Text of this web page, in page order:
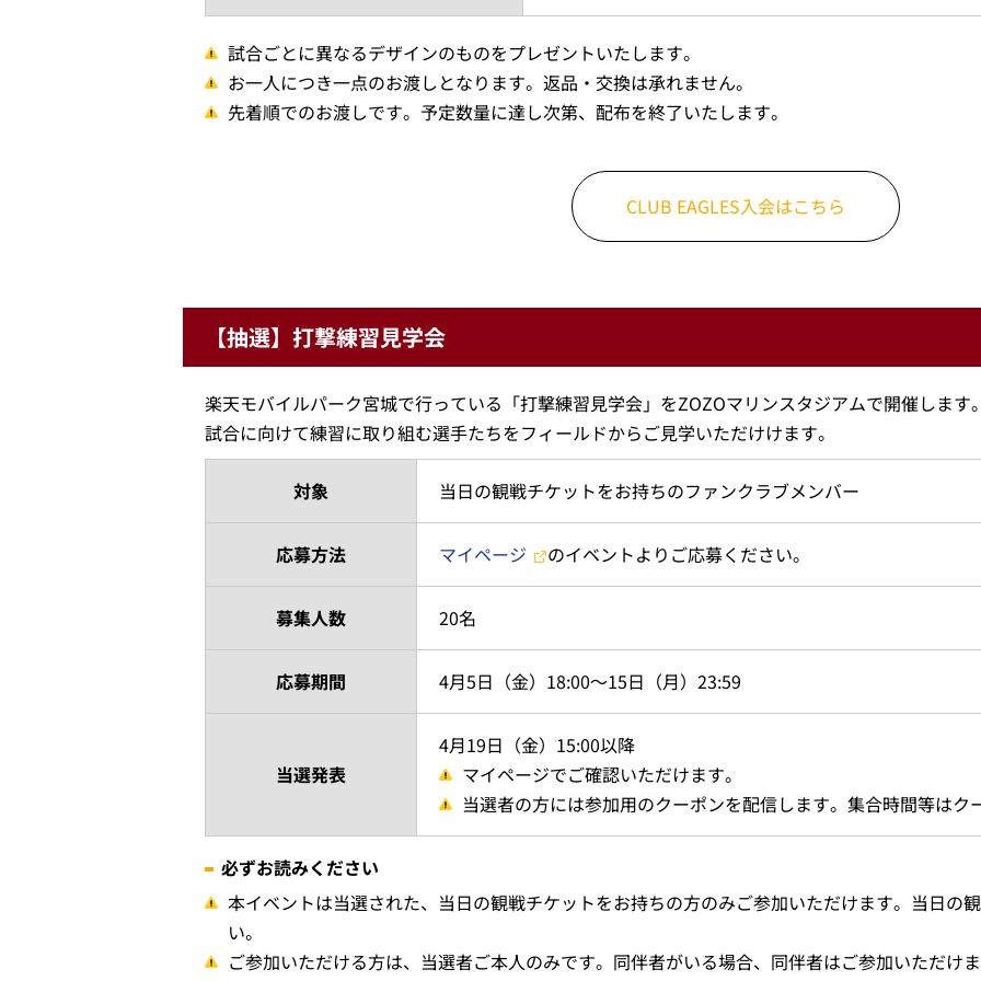
試合ごとに異なるデザインのものをプレゼントいたします。
お一人につき一点のお渡しとなります。返品・交換は承れません。
先着順でのお渡しです。予定数量に達し次第、配布を終了いたします。
CLUB EAGLES入会はこちら
【抽選】打撃練習見学会
楽天モバイルパーク宮城で行っている「打撃練習見学会」をZOZOマリンスタジアムで開催します
試合に向けて練習に取り組む選手たちをフィールドからご見学いただけけます。
対象 当日の観戦チケットをお持ちのファンクラブメンバー
応募方法 マイページ のイベントよりご応募ください。
募集人数 20名
応募期間 4月5日（金）18:00～15日（月）23:59
当選発表
4月19日（金）15:00以降
マイページでご確認いただけます。
当選者の方には参加用のクーポンを配信します。集合時間等はク
必ずお読みください
本イベントは当選された、当日の観戦チケットをお持ちの方のみご参加いただけます。当日の
い。
ご参加いただける方は、当選者ご本人のみです。同伴者がいる場合、同伴者はご参加いただけ